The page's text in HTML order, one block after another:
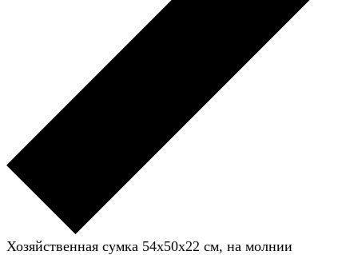
Хозяйственная сумка 54x50x22 см, на молнии